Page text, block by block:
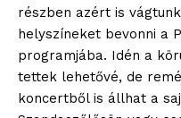
részben azért is
helyszíneket bevonni a
programjába. Idén a
tettek lehetővé, de
koncertből is állhat a